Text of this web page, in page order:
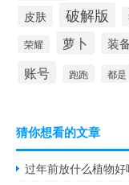
皮肤 破解版
荣耀 萝卜 装
账号 跑跑 都是
猜你想看的文章
过年前放什么植物好